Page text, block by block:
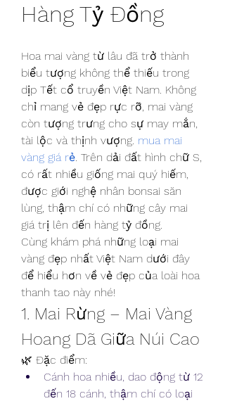
Hàng Tỷ Đồng
Hoa mai vàng từ lâu đã trở thành
biểu tượng không thể thiếu trong
dịp Tết cổ truyền Việt Nam. Không
chỉ mang vẻ đẹp rực rỡ, mai vàng
còn tượng trưng cho sự may mắn,
tài lộc và thịnh vượng. mua mai
vàng giá rẻ. Trên dải đất hình chữ S,
có rất nhiều giống mai quý hiếm,
được giới nghệ nhân bonsai săn
lùng, thậm chí có những cây mai
giá trị lên đến hàng tỷ đồng.
Cùng khám phá những loại mai
vàng đẹp nhất Việt Nam dưới đây
để hiểu hơn về vẻ đẹp của loài hoa
thanh tao này nhé!
1. Mai Rừng – Mai Vàng
Hoang Dã Giữa Núi Cao
🌿 Đặc điểm:
Cánh hoa nhiều, dao động từ 12
đến 18 cánh, thậm chí có loại